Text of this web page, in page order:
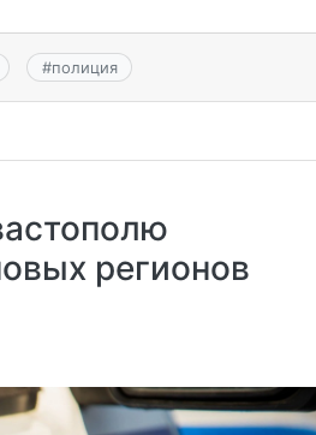
#полиция
регионов